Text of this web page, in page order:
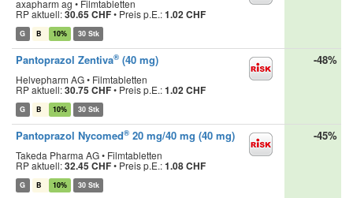
axapharm ag • Filmtabletten
RP aktuell:30.65 CHF• Preis p.E.:1.02 CHF
G B 10% 30 Stk
Pantoprazol Zentiva® (40 mg)
Helvepharm AG • Filmtabletten
RP aktuell:30.75 CHF• Preis p.E.:1.02 CHF
G B 10% 30 Stk
-48%
Pantoprazol Nycomed® 20 mg/40 mg (40 mg)
Takeda Pharma AG • Filmtabletten
RP aktuell:32.45 CHF• Preis p.E.:1.08 CHF
G B 10% 30 Stk
-45%